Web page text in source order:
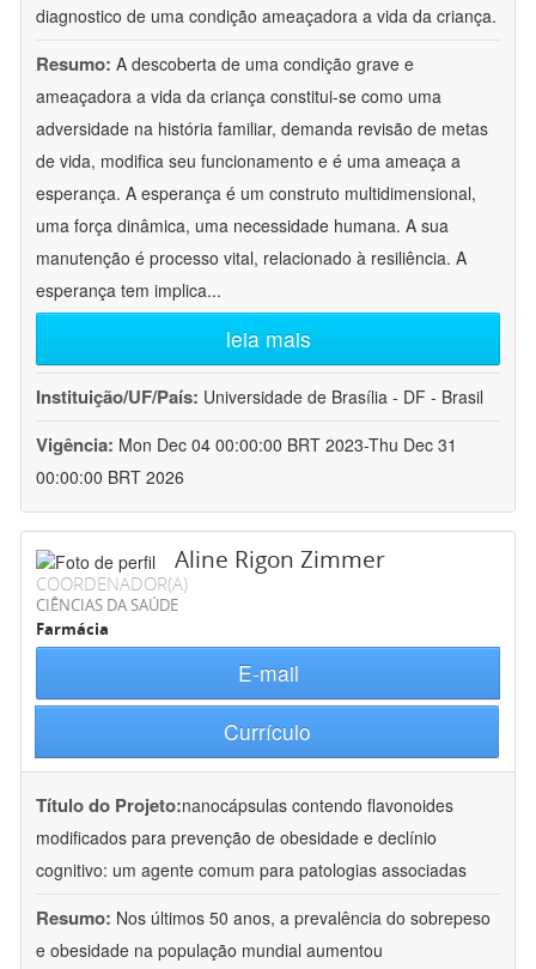
diagnostico de uma condição ameaçadora a vida da criança.
Resumo: A descoberta de uma condição grave e
ameaçadora a vida da criança constitui-se como uma
adversidade na história familiar, demanda revisão de metas
de vida, modifica seu funcionamento e é uma ameaça a
esperança. A esperança é um construto multidimensional,
uma força dinâmica, uma necessidade humana. A sua
manutenção é processo vital, relacionado à resiliência. A
esperança tem implica...
leia mais
Instituição/UF/País: Universidade de Brasília - DF - Brasil
Vigência: Mon Dec 04 00:00:00 BRT 2023-Thu Dec 31
00:00:00 BRT 2026
Aline Rigon Zimmer
COORDENADOR(A)
CIÊNCIAS DA SAÚDE
Farmácia
E-mail
Currículo
Título do Projeto:nanocápsulas contendo flavonoides
modificados para prevenção de obesidade e declínio
cognitivo: um agente comum para patologias associadas
Resumo: Nos últimos 50 anos, a prevalência do sobrepeso
e obesidade na população mundial aumentou